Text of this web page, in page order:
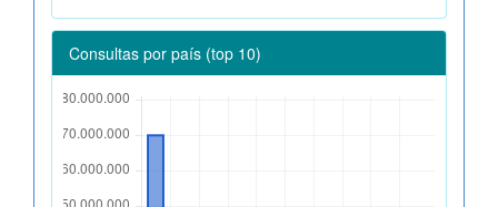
Consultas por país (top 10)